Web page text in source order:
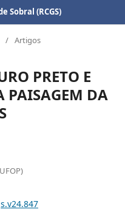
Sobral (RCGS)
/ Artigos
PRETO E
PAISAGEM DA